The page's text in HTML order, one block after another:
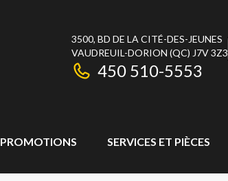
3500, BD DE LA CITÉ-DES-JEUNES
VAUDREUIL-DORION (QC) J7V 3Z3
450 510-5553
PROMOTIONS SERVICES ET PIÈCES